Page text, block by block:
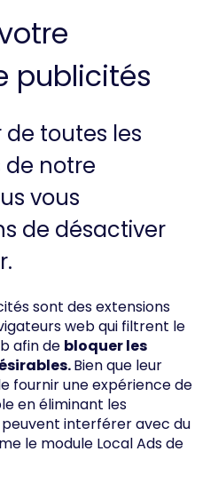
publicités
toutes les
notre
vous
de désactiver
sont des extensions
web qui filtrent le
afin de bloquer les
Bien que leur
fournir une expérience de
en éliminant les
peuvent interférer avec du
le module Local Ads de